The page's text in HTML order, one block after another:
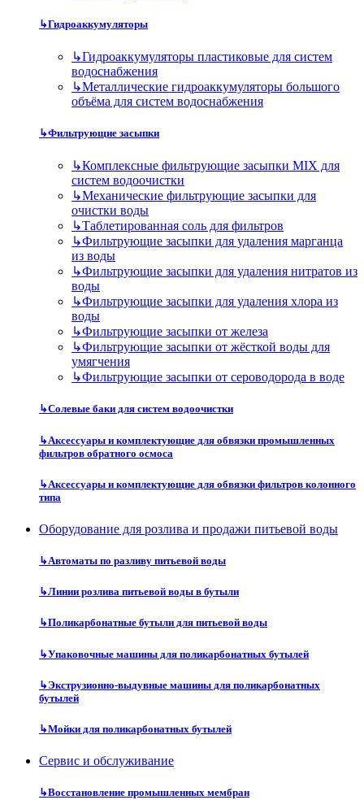
↳Гидроаккумуляторы
↳Гидроаккумуляторы пластиковые для систем
водоснабжения
↳Металлические гидроаккумуляторы большого
объёма для систем водоснабжения
↳Фильтрующие засыпки
↳Комплексные фильтрующие засыпки MIX для
систем водоочистки
↳Механические фильтрующие засыпки для
очистки воды
↳Таблетированная соль для фильтров
↳Фильтрующие засыпки для удаления марганца
из воды
↳Фильтрующие засыпки для удаления нитратов из
воды
↳Фильтрующие засыпки для удаления хлора из
воды
↳Фильтрующие засыпки от железа
↳Фильтрующие засыпки от жёсткой воды для
умягчения
↳Фильтрующие засыпки от сероводорода в воде
↳Солевые баки для систем водоочистки
↳Аксессуары и комплектующие для обвязки промышленных
фильтров обратного осмоса
↳Аксессуары и комплектующие для обвязки фильтров колонного
типа
Оборудование для розлива и продажи питьевой воды
↳Автоматы по разливу питьевой воды
↳Линии розлива питьевой воды в бутыли
↳Поликарбонатные бутыли для питьевой воды
↳Упаковочные машины для поликарбонатных бутылей
↳Экструзионно-выдувные машины для поликарбонатных
бутылей
↳Мойки для поликарбонатных бутылей
Сервис и обслуживание
↳Восстановление промышленных мембран